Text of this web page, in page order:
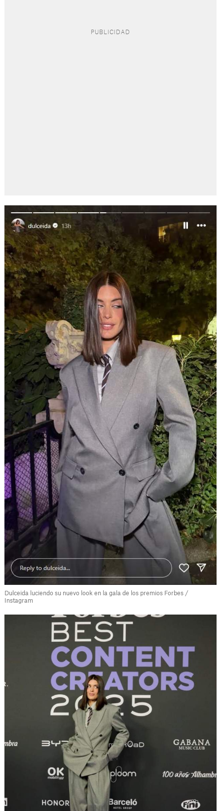
Dulceida luciendo su nuevo look en la gala de los premios Forbes /
Instagram